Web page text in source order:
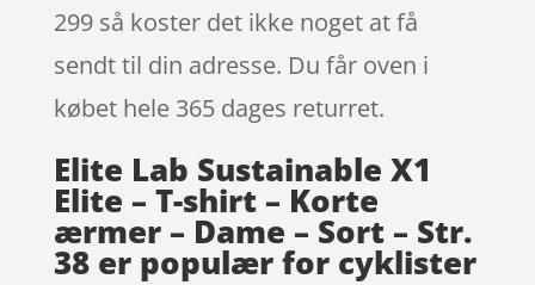
299 så koster det ikke noget at få
sendt til din adresse. Du får oven i
købet hele 365 dages returret.
Elite Lab Sustainable X1
Elite – T-shirt – Korte
ærmer – Dame – Sort – Str.
38 er populær for cyklister